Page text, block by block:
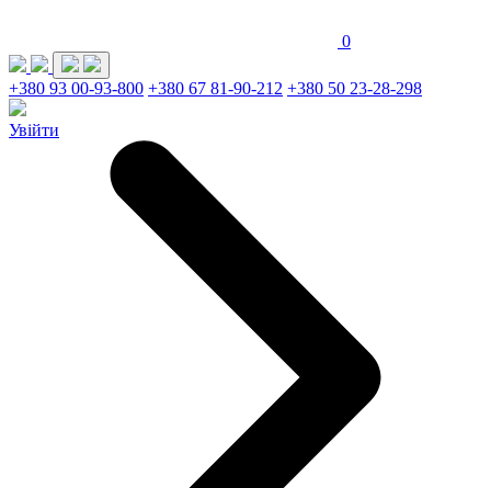
0
+380 93 00-93-800 +380 67 81-90-212 +380 50 23-28-298
Увійти